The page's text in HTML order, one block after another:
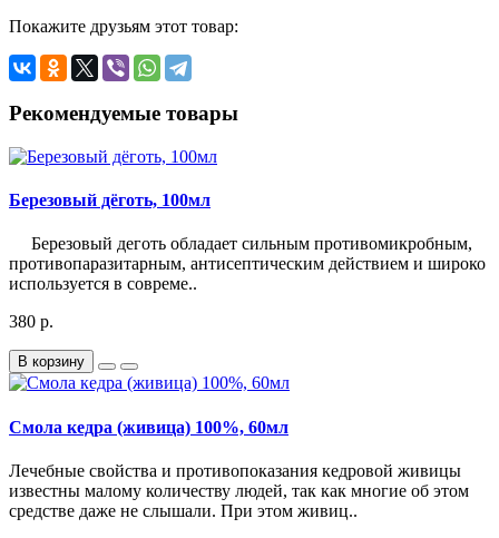
Покажите друзьям этот товар:
Рекомендуемые товары
Березовый дёготь, 100мл
Березовый деготь обладает сильным противомикробным,
противопаразитарным, антисептическим действием и широко
используется в совреме..
380 р.
В корзину
Смола кедра (живица) 100%, 60мл
Лечебные свойства и противопоказания кедровой живицы
известны малому количеству людей, так как многие об этом
средстве даже не слышали. При этом живиц..